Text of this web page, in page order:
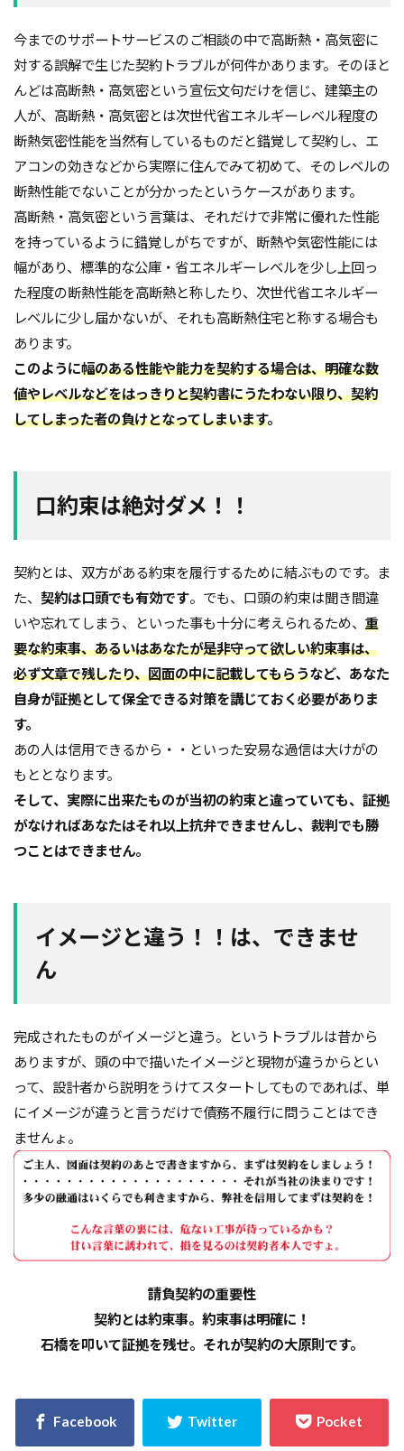
今までのサポートサービスのご相談の中で高断熱・高気密に
対する誤解で生じた契約トラブルが何件かあります。そのほと
んどは高断熱・高気密という宣伝文句だけを信じ、建築主の
人が、高断熱・高気密とは次世代省エネルギーレベル程度の
断熱気密性能を当然有しているものだと錯覚して契約し、エ
アコンの効きなどから実際に住んでみて初めて、そのレベルの
断熱性能でないことが分かったというケースがあります。
高断熱・高気密という言葉は、それだけで非常に優れた性能
を持っているように錯覚しがちですが、断熱や気密性能には
幅があり、標準的な公庫・省エネルギーレベルを少し上回っ
た程度の断熱性能を高断熱と称したり、次世代省エネルギー
レベルに少し届かないが、それも高断熱住宅と称する場合も
あります。
このように幅のある性能や能力を契約する場合は、明確な数
値やレベルなどをはっきりと契約書にうたわない限り、契約
してしまった者の負けとなってしまいます。
口約束は絶対ダメ！！
契約とは、双方がある約束を履行するために結ぶものです。ま
た、 契約は口頭でも有効です。でも、口頭の約束は聞き間違
いや忘れてしまう、といった事も十分に考えられるため、 重
要な約束事、あるいはあなたが是非守って欲しい約束事は、
必ず文章で残したり、図面の中に記載してもらうなど、あなた
自身が証拠として保全できる対策を講じておく必要がありま
す。
あの人は信用できるから・・といった安易な過信は大けがの
もととなります。
そして、実際に出来たものが当初の約束と違っていても、証拠
がなければあなたはそれ以上抗弁できませんし、裁判でも勝
つことはできません。
イメージと違う！！は、できませ
ん
完成されたものがイメージと違う。というトラブルは昔から
ありますが、頭の中で描いたイメージと現物が違うからとい
って、設計者から説明をうけてスタートしてものであれば、単
にイメージが違うと言うだけで債務不履行に問うことはでき
ませんょ。
請負契約の重要性
契約とは約束事。約束事は明確に！
石橋を叩いて証拠を残せ。それが契約の大原則です。
検索